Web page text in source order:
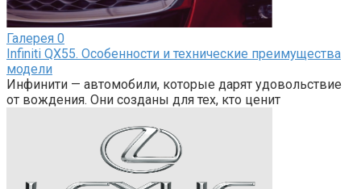
Галерея 0
Infiniti QX55. Особенности и технические преимущества
модели
Инфинити — автомобили, которые дарят удовольствие
от вождения. Они созданы для тех, кто ценит